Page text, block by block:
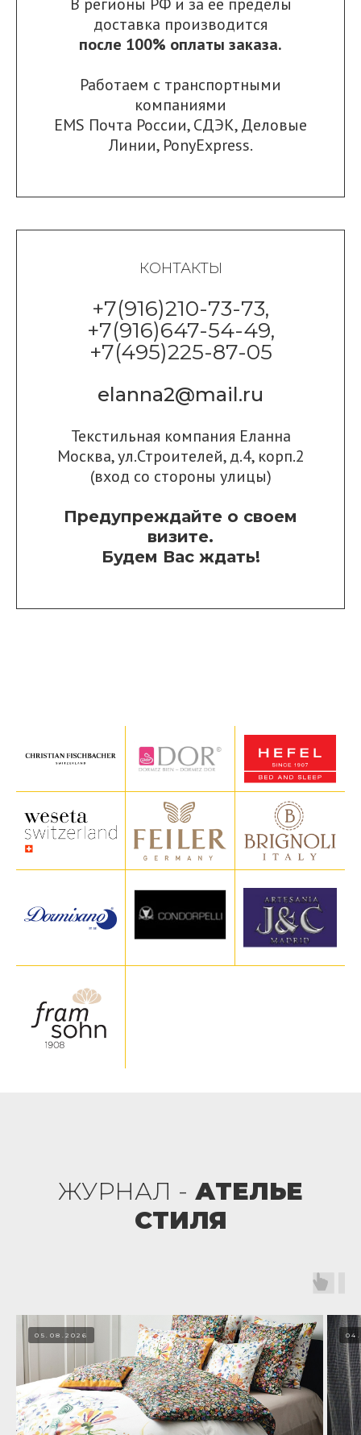
доставка производится
после 100% оплаты заказа.
Работаем с транспортными
компаниями
EMS Почта России,СДЭК,Деловые
Линии, PonyExpress.
КОНТАКТЫ
+7(916)210-73-73,
+7(916)647-54-49,
+7(495)225-87-05
elanna2@mail.ru
Текстильная компания Еланна
Москва, ул.Строителей, д.4, корп.2
(вход со стороны улицы)
Предупреждайте о своем
визите.
Будем Вас ждать!
ЖУРНАЛ - АТЕЛЬЕ
СТИЛЯ
05.08.2026